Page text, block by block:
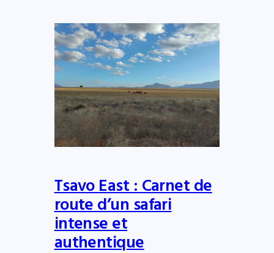
Tsavo East : Carnet de
route d’un safari
intense et
authentique